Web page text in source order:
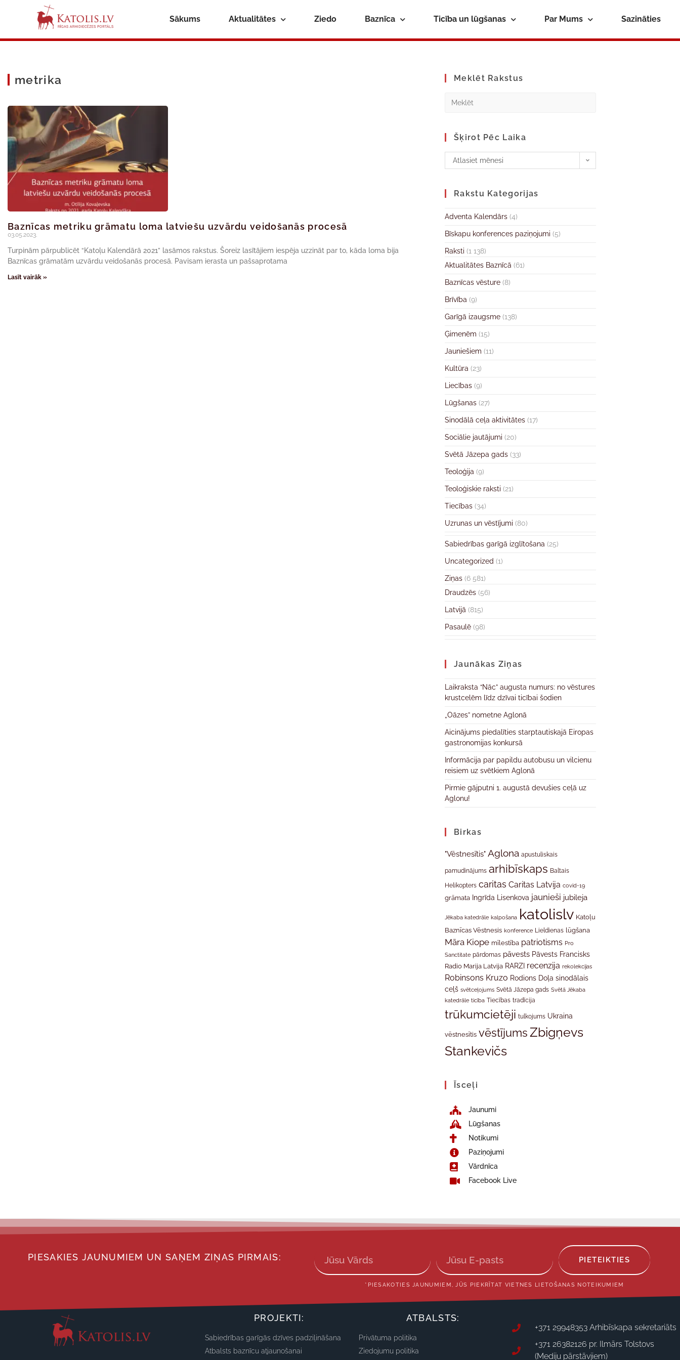
Sākums Aktualitātes Ziedo Baznīca Ticība un lūgšanas Par Mums Sazināties
metrika
Baznīcas metriku grāmatu loma latviešu uzvārdu veidošanās procesā
03.05.2023.
Turpinām pārpublicēt “Katoļu Kalendārā 2021” lasāmos rakstus. Šoreiz lasītājiem iespēja uzzināt par to, kāda loma bija
Baznīcas grāmatām uzvārdu veidošanās procesā. Pavisam ierasta un pašsaprotama
Lasīt vairāk »
Meklēt Rakstus
Šķirot Pēc Laika
Atlasiet mēnesi
Rakstu Kategorijas
Adventa Kalendārs (4)
Bīskapu konferences paziņojumi (5)
Raksti (1 138)
Aktualitātes Baznīcā (61)
Baznīcas vēsture (8)
Brīvība (9)
Garīgā izaugsme (138)
Ģimenēm (15)
Jauniešiem (11)
Kultūra (23)
Liecības (9)
Lūgšanas (27)
Sinodālā ceļa aktivitātes (17)
Sociālie jautājumi (20)
Svētā Jāzepa gads (33)
Teoloģija (9)
Teoloģiskie raksti (21)
Tiecības (34)
Uzrunas un vēstījumi (80)
Sabiedrības garīgā izglītošana (25)
Uncategorized (1)
Ziņas (6 581)
Draudzēs (56)
Latvijā (815)
Pasaulē (98)
Jaunākas Ziņas
Laikraksta “Nāc” augusta numurs: no vēstures
krustcelēm līdz dzīvai ticībai šodien
„Oāzes” nometne Aglonā
Aicinājums piedalīties starptautiskajā Eiropas
gastronomijas konkursā
Informācija par papildu autobusu un vilcienu
reisiem uz svētkiem Aglonā
Pirmie gājputni 1. augustā devušies ceļā uz
Aglonu!
Birkas
"Vēstnesītis" Aglona apustuliskais
pamudinājums arhibīskaps Baltais
Helikopters caritas Caritas Latvija covid-19
grāmata Ingrīda Lisenkova jaunieši jubileja
Jēkaba katedrāle kalpošana katolislv Katoļu
Baznīcas Vēstnesis konference Lieldienas lūgšana
Māra Kiope mīlestība patriotisms Pro
Sanctitate pārdomas pāvests Pāvests Francisks
Radio Marija Latvija RARZI recenzija rekolekcijas
Robinsons Kruzo Rodions Doļa sinodālais
ceļš svētceļojums Svētā Jāzepa gads Svētā Jēkaba
katedrāle ticība Tiecības tradīcija
trūkumcietēji tulkojums Ukraina
vēstnesītis vēstījumsZbigņevs
Stankevičs
Īsceļi
Jaunumi
Lūgšanas
Notikumi
Paziņojumi
Vārdnīca
Facebook Live
PIESAKIES JAUNUMIEM UN SAŅEM ZIŅAS PIRMAIS: PIETEIKTIES
*PIESAKOTIES JAUNUMIEM, JŪS PIEKRĪTAT VIETNES LIETOŠANAS NOTEIKUMIEM
PROJEKTI:
Sabiedrības garīgās dzīves padziļināšana
Atbalsts baznīcu atjaunošanai
ATBALSTS:
Privātuma politika
Ziedojumu politika
+371 29948353 Arhibīskapa sekretariāts
+371 26382126 pr. Ilmārs Tolstovs
(Mediju pārstāvjiem)